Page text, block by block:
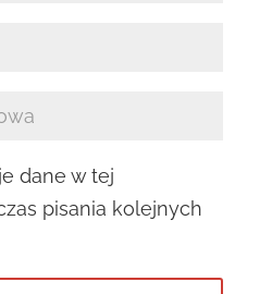
dane w tej
pisania kolejnych